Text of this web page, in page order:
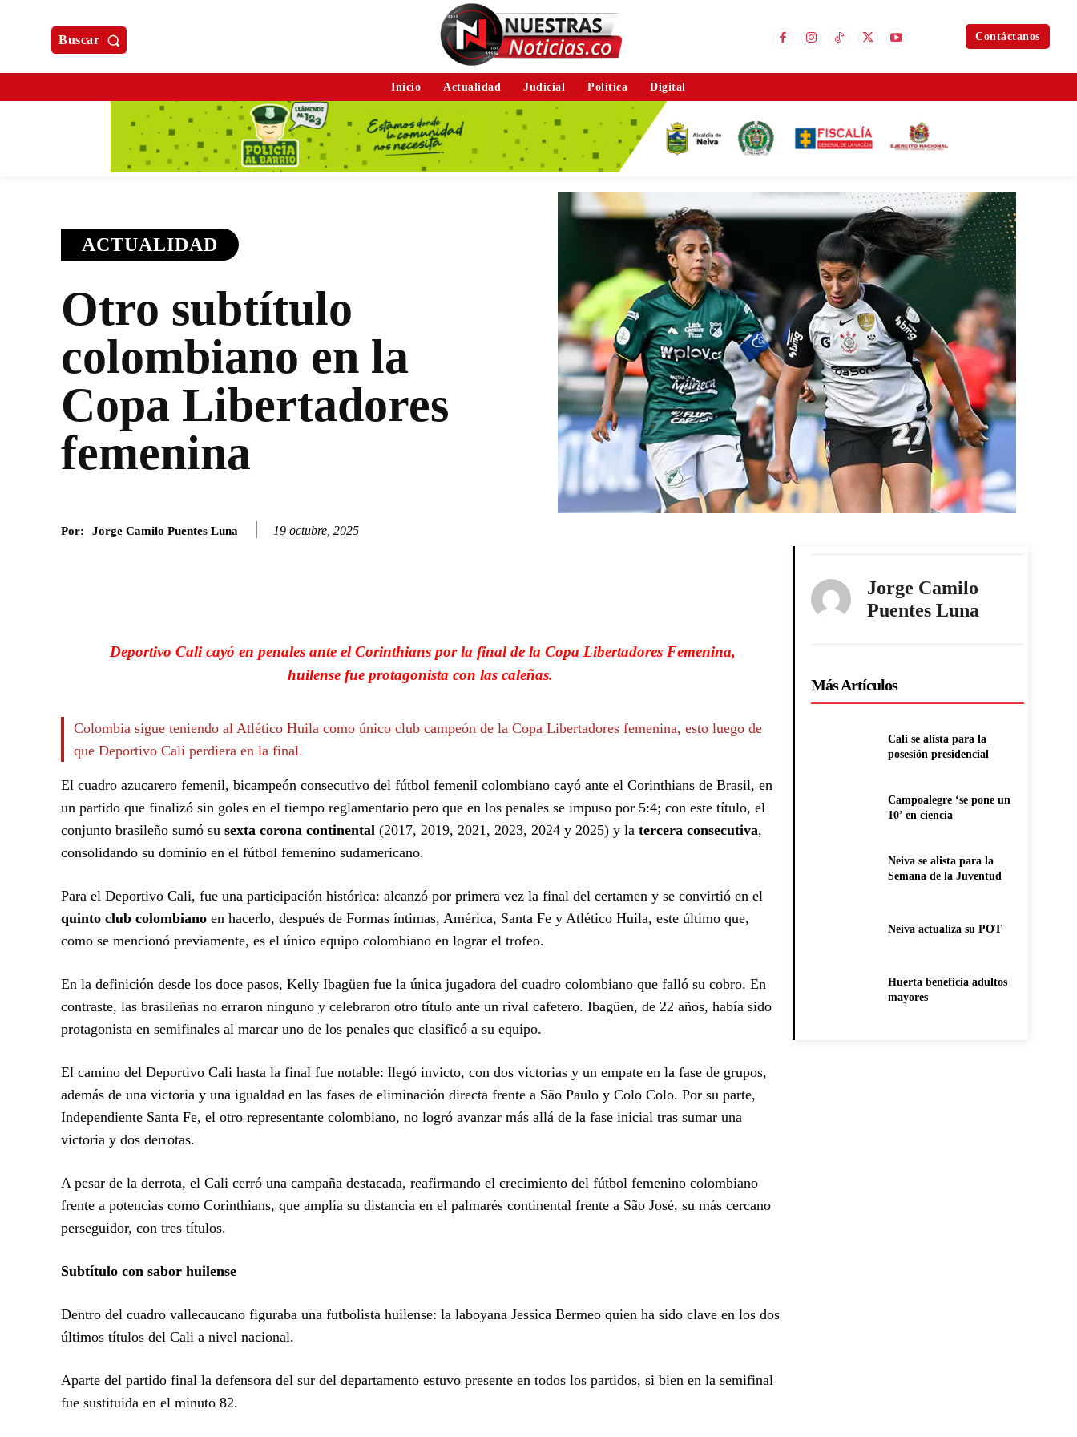
Buscar Contáctanos
Inicio Actualidad Judicial Política Digital
ACTUALIDAD
Otro subtítulo
colombiano en la
Copa Libertadores
femenina
Por: Jorge Camilo Puentes Luna 19 octubre, 2025
Deportivo Cali cayó en penales ante el Corinthians por la final de la Copa Libertadores Femenina,
huilense fue protagonista con las caleñas.
Colombia sigue teniendo al Atlético Huila como único club campeón de la Copa Libertadores femenina, esto luego de
que Deportivo Cali perdiera en la final.
El cuadro azucarero femenil, bicampeón consecutivo del fútbol femenil colombiano cayó ante el Corinthians de Brasil, en
un partido que finalizó sin goles en el tiempo reglamentario pero que en los penales se impuso por 5:4; con este título, el
conjunto brasileño sumó su sexta corona continental (2017, 2019, 2021, 2023, 2024 y 2025) y la tercera consecutiva,
consolidando su dominio en el fútbol femenino sudamericano.
Para el Deportivo Cali, fue una participación histórica: alcanzó por primera vez la final del certamen y se convirtió en el
quinto club colombiano en hacerlo, después de Formas íntimas, América, Santa Fe y Atlético Huila, este último que,
como se mencionó previamente, es el único equipo colombiano en lograr el trofeo.
En la definición desde los doce pasos, Kelly Ibagüen fue la única jugadora del cuadro colombiano que falló su cobro. En
contraste, las brasileñas no erraron ninguno y celebraron otro título ante un rival cafetero. Ibagüen, de 22 años, había sido
protagonista en semifinales al marcar uno de los penales que clasificó a su equipo.
El camino del Deportivo Cali hasta la final fue notable: llegó invicto, con dos victorias y un empate en la fase de grupos,
además de una victoria y una igualdad en las fases de eliminación directa frente a São Paulo y Colo Colo. Por su parte,
Independiente Santa Fe, el otro representante colombiano, no logró avanzar más allá de la fase inicial tras sumar una
victoria y dos derrotas.
A pesar de la derrota, el Cali cerró una campaña destacada, reafirmando el crecimiento del fútbol femenino colombiano
frente a potencias como Corinthians, que amplía su distancia en el palmarés continental frente a São José, su más cercano
perseguidor, con tres títulos.
Subtítulo con sabor huilense
Dentro del cuadro vallecaucano figuraba una futbolista huilense: la laboyana Jessica Bermeo quien ha sido clave en los dos
últimos títulos del Cali a nivel nacional.
Aparte del partido final la defensora del sur del departamento estuvo presente en todos los partidos, si bien en la semifinal
fue sustituida en el minuto 82.
Jorge Camilo
Puentes Luna
Más Artículos
Cali se alista para la
posesión presidencial
Campoalegre ‘se pone un
10’ en ciencia
Neiva se alista para la
Semana de la Juventud
Neiva actualiza su POT
Huerta beneficia adultos
mayores